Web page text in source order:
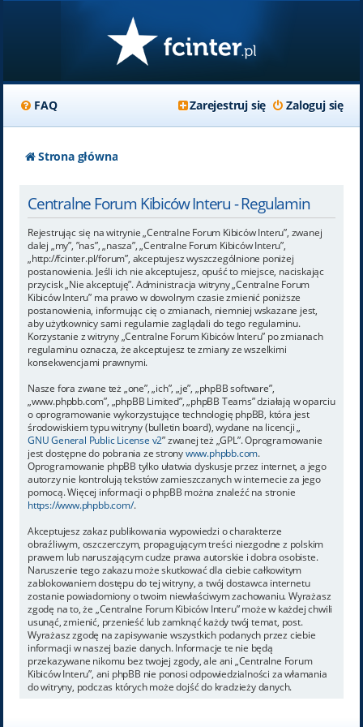
FAQ Zaloguj się
Zarejestruj się
Strona główna
Centralne Forum Kibiców Interu - Regulamin
Rejestrując się na witrynie „Centralne Forum Kibiców Interu”, zwanej
dalej „my”, ”nas”, „nasza”, „Centralne Forum Kibiców Interu”,
„http://fcinter.pl/forum”, akceptujesz wyszczególnione poniżej
postanowienia. Jeśli ich nie akceptujesz, opuść to miejsce, naciskając
przycisk „Nie akceptuję”. Administracja witryny „Centralne Forum
Kibiców Interu” ma prawo w dowolnym czasie zmienić poniższe
postanowienia, informując cię o zmianach, niemniej wskazane jest,
aby użytkownicy sami regularnie zaglądali do tego regulaminu.
Korzystanie z witryny „Centralne Forum Kibiców Interu” po zmianach
regulaminu oznacza, że akceptujesz te zmiany ze wszelkimi
konsekwencjami prawnymi.
Nasze fora zwane też „one”, „ich”, „je”, „phpBB software”,
„www.phpbb.com”, „phpBB Limited”, „phpBB Teams” działają w oparciu
o oprogramowanie wykorzystujące technologię phpBB, która jest
środowiskiem typu witryny (bulletin board), wydane na licencji „
GNU General Public License v2” zwanej też „GPL”. Oprogramowanie
jest dostępne do pobrania ze stronywww.phpbb.com.
Oprogramowanie phpBB tylko ułatwia dyskusje przez internet, a jego
autorzy nie kontrolują tekstów zamieszczanych w internecie za jego
pomocą. Więcej informacji o phpBB można znaleźć na stronie
https://www.phpbb.com/.
Akceptujesz zakaz publikowania wypowiedzi o charakterze
obraźliwym, oszczerczym, propagującym treści niezgodne z polskim
prawem lub naruszającym cudze prawa autorskie i dobra osobiste.
Naruszenie tego zakazu może skutkować dla ciebie całkowitym
zablokowaniem dostępu do tej witryny, a twój dostawca internetu
zostanie powiadomiony o twoim niewłaściwym zachowaniu. Wyrażasz
zgodę na to, że „Centralne Forum Kibiców Interu” może w każdej chwili
usunąć, zmienić, przenieść lub zamknąć każdy twój temat, post.
Wyrażasz zgodę na zapisywanie wszystkich podanych przez ciebie
informacji w naszej bazie danych. Informacje te nie będą
przekazywane nikomu bez twojej zgody, ale ani „Centralne Forum
Kibiców Interu”, ani phpBB nie ponosi odpowiedzialności za włamania
do witryny, podczas których może dojść do kradzieży danych.